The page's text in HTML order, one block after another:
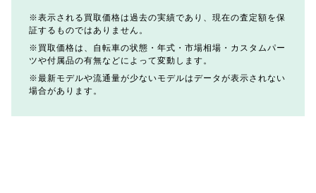
表示される買取価格は過去の実績であり、現在の査定額を保
証するものではありません。
買取価格は、自転車の状態・年式・市場相場・カスタムパー
ツや付属品の有無などによって変動します。
最新モデルや流通量が少ないモデルはデータが表示されない
場合があります。